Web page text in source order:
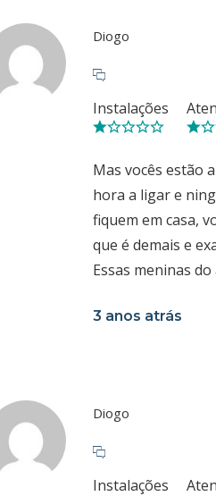
Diogo
Instalações
Mas vocês estão
hora a ligar e
fiquem em casa,
que é demais e
Essas meninas
3 anos atrás
Diogo
Instalações